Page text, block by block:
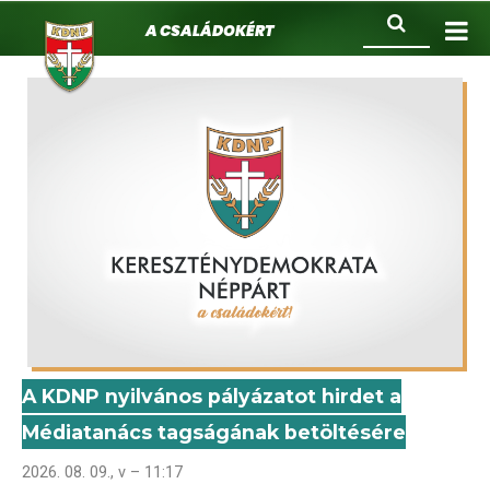
tartalomra
KDNPA családokért.
A KDNP nyilvános pályázatot hirdet a
Médiatanács tagságának betöltésére
2026. 08. 09., v – 11:17